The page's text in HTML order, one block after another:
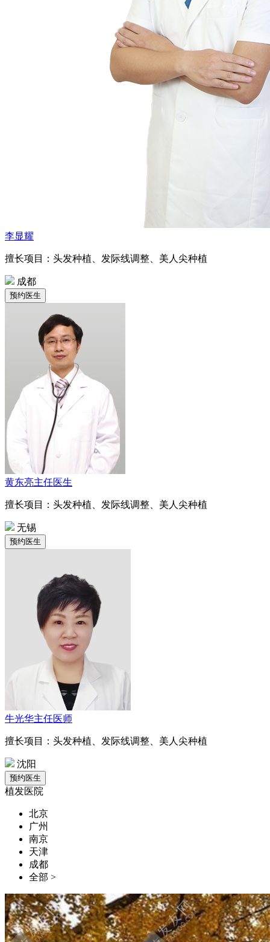
李显耀
擅长项目：头发种植、发际线调整、美人尖种植
成都
黄东亮主任医生
擅长项目：头发种植、发际线调整、美人尖种植
无锡
牛光华主任医师
擅长项目：头发种植、发际线调整、美人尖种植
沈阳
植发医院
北京
广州
南京
天津
成都
全部 >